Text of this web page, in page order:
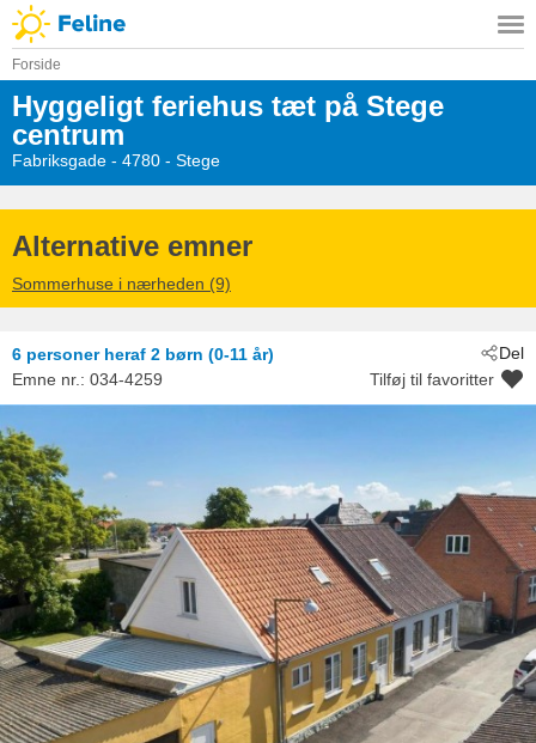
Forside
Hyggeligt feriehus tæt på Stege
centrum
Fabriksgade - 4780 - Stege
Alternative emner
Sommerhuse i nærheden (9)
Del
6 personer heraf 2 børn (0-11 år)
Emne nr.: 034-4259 Tilføj til favoritter